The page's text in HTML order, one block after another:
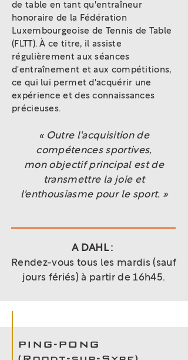
de table en tant qu'entraîneur
honoraire de la Fédération
Luxembourgeoise de Tennis de Table
(FLTT). À ce titre, il assiste
régulièrement aux séances
d'entraînement et aux compétitions,
ce qui lui permet d'acquérir une
expérience et des connaissances
précieuses.
« Outre l'acquisition de
compétences sportives,
mon objectif principal est de
transmettre la joie et
l'enthousiasme pour le sport. »
A DAHL :
Rendez-vous tous les mardis (sauf
jours fériés) à partir de 16h45.
PING-PONG